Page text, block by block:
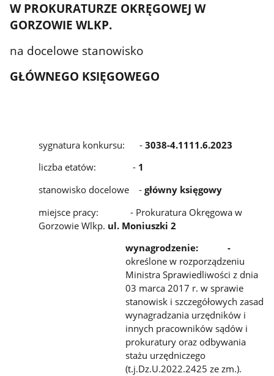
W PROKURATURZE OKRĘGOWEJ W
GORZOWIE WLKP.
na docelowe stanowisko
GŁÓWNEGO KSIĘGOWEGO
sygnatura konkursu: -3038-4.1111.6.2023
liczba etatów: - 1
stanowisko docelowe -główny księgowy
miejsce pracy: - Prokuratura Okręgowa w
Gorzowie Wlkp. ul. Moniuszki 2
wynagrodzenie: -
określone w rozporządzeniu
Ministra Sprawiedliwości z dnia
03 marca 2017 r. w sprawie
stanowisk i szczegółowych zasad
wynagradzania urzędników i
innych pracowników sądów i
prokuratury oraz odbywania
stażu urzędniczego
(t.j.Dz.U.2022.2425 ze zm.).